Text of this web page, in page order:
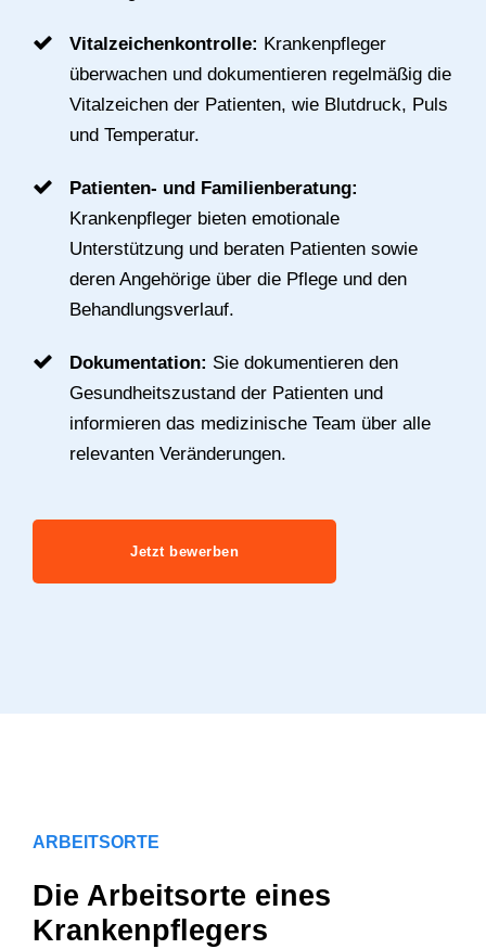
Vitalzeichenkontrolle: Krankenpfleger
überwachen und dokumentieren regelmäßig die
Vitalzeichen der Patienten, wie Blutdruck, Puls
und Temperatur.
Patienten- und Familienberatung:
Krankenpfleger bieten emotionale
Unterstützung und beraten Patienten sowie
deren Angehörige über die Pflege und den
Behandlungsverlauf.
Dokumentation: Sie dokumentieren den
Gesundheitszustand der Patienten und
informieren das medizinische Team über alle
relevanten Veränderungen.
Jetzt bewerben
ARBEITSORTE
Die Arbeitsorte eines
Krankenpflegers